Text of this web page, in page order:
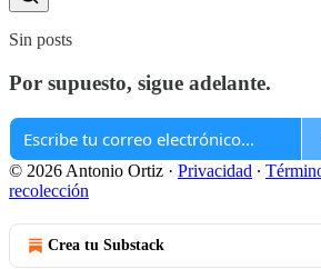
Sin posts
Por supuesto, sigue adelante.
© 2026 Antonio Ortiz · Privacidad ∙
recolección
Crea tu Substack